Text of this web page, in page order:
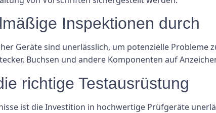
Inspektionen durch
Geräte sind unerlässlich, um potenzielle Probleme
Buchsen und andere Komponenten auf
richtige Testausrüstung
ist die Investition in hochwertige Prüfgeräte